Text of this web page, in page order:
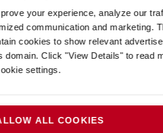
your experience, analyze our
communication and marketing.
cookies to show relevant
domain. Click "View Details" to read
settings.
ALL COOKIES
accessoires